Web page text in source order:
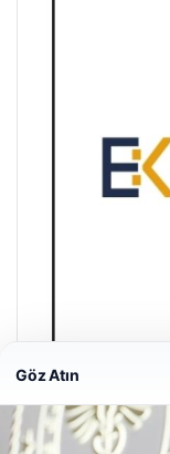
Enes Kaplan
28/04/2026
Göz Atın